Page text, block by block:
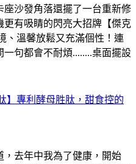
沙發角落還擺了一台重新修
有吸睛的閃亮大招牌【傑克
、溫馨放鬆又充滿個性！連
句都會不耐煩........桌面擺設
】專利酵母胜肽，甜食控的
，去年中我為了健康，開始